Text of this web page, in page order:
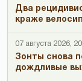
Два
краже
07 августа 2026,
Зонты снова
дождливые